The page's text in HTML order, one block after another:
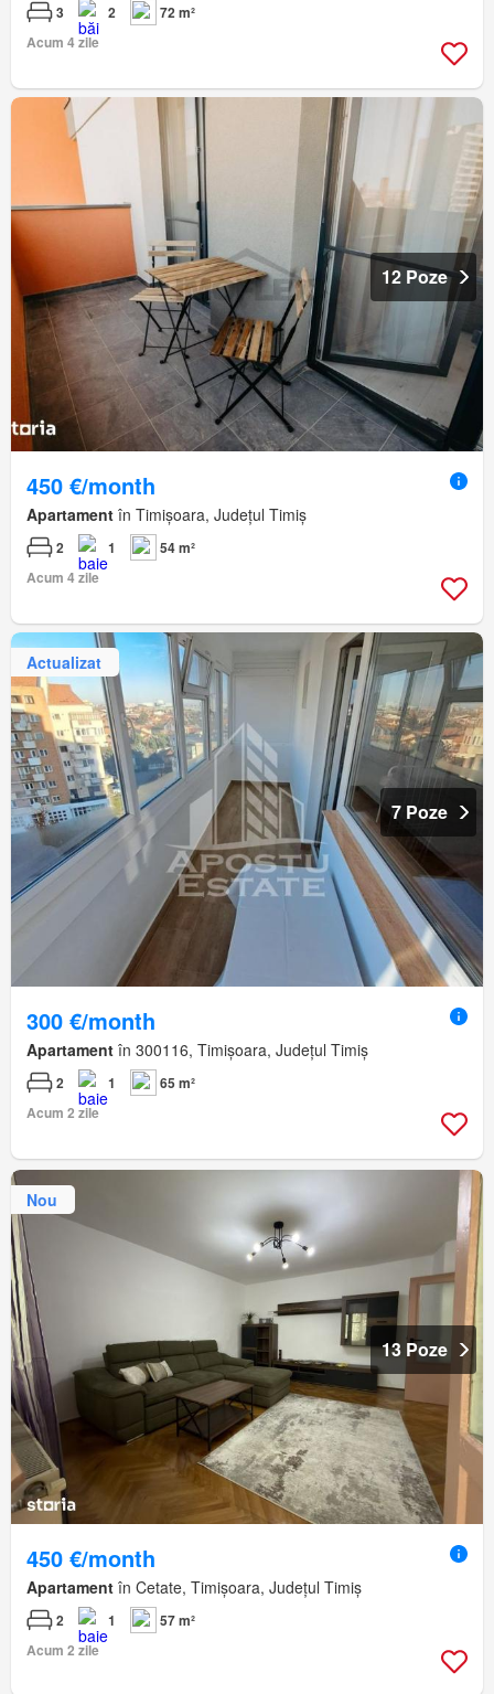
3 2
72 m²
Acum 4 zile
12 Poze
450 €/month
Apartament în Timișoara, Județul Timiș
2 1
54 m²
Acum 4 zile
Actualizat
7 Poze
300 €/month
Apartament în 300116, Timișoara, Județul Timiș
2 1
65 m²
Acum 2 zile
Nou
13 Poze
450 €/month
Apartament în Cetate, Timișoara, Județul Timiș
2 1
57 m²
Acum 2 zile